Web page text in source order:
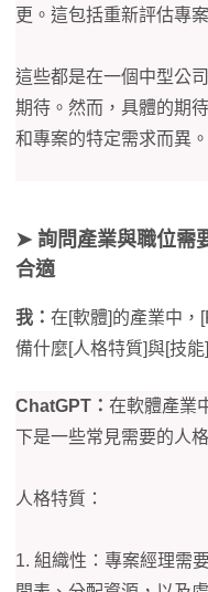
更。這包括重新評估專
這些都是在一個中型公
期待。然而，具體的期
和專案的特定需求而異。
➤ 詢問產業與職位需
合適
我： 在[軟體]的產業中，
備什麼[人格特質]與[技能
ChatGPT： 在軟體產業
下是一些常見需要的人
人格特質：
1. 組織性：專案經理需